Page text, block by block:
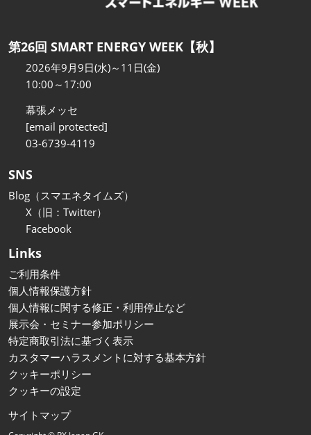
第26回 SMART ENERGY WEEK【秋】
2026年9月9日(水)～11日(金)
10:00～17:00
幕張メッセ
[email protected]
03-6739-4119
SNS
Blog（スマエネタイムズ）
X（旧：Twitter）
Facebook
Links
ご利用条件
個人情報保護方針
個人情報に関する修正・利用停止など
展示会・セミナー参加ポリシー
特定商取引法に基づく表示
カスタマーハラスメントに対する基本方針
クッキーポリシー
クッキーの設定
サイトマップ